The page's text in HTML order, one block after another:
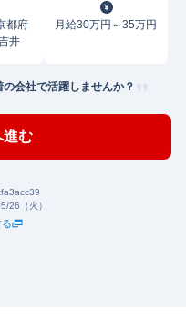
都府
井
月給30万円～35万円
会社で活躍しませんか？
進む
26（火）